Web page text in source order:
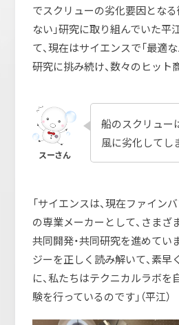
でスクリューの劣化要因となる
ない」研究に取り組んでいた平
て、現在はサイエンスで「最適
研究に挑み続け、数々のヒット
船のスクリュー
風に劣化してし
「サイエンスは、現在ファイン
の専業メーカーとして、さまざ
共同開発・共同研究を進めてい
ジーを正しく読み解いて、素早
に、私たちはテクニカルラボ
験を行っているのです」（平江）